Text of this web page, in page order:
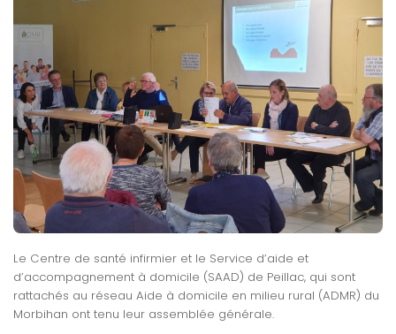
Le Centre de santé infirmier et le Service d’aide et
d’accompagnement à domicile (SAAD) de Peillac, qui sont
rattachés au réseau Aide à domicile en milieu rural (ADMR) du
Morbihan ont tenu leur assemblée générale.